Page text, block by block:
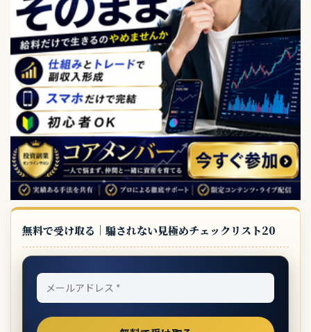
無料で受け取る｜騙されない見極めチェックリスト20